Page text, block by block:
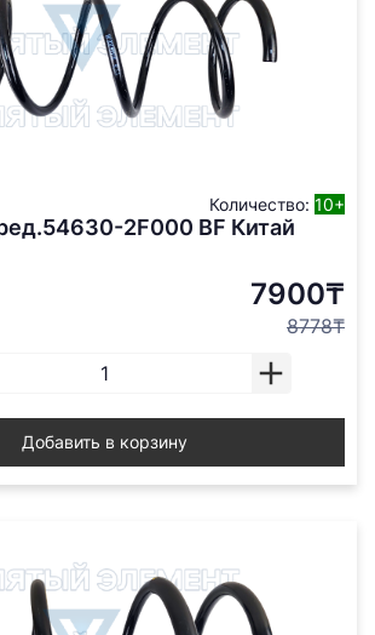
Количество: 10+
2F000 BF Китай
7900₸
8778₸
Добавить в корзину